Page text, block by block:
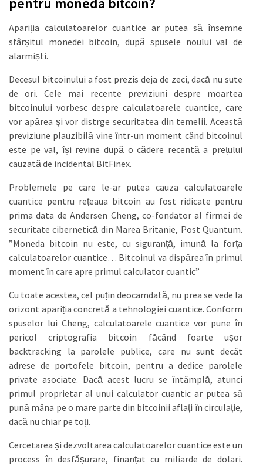
Apariția calculatoarelor cuantice ar putea să însemne
sfârșitul monedei bitcoin, după spusele noului val de
alarmiști.
Decesul bitcoinului a fost prezis deja de zeci, dacă nu sute
de ori. Cele mai recente previziuni despre moartea
bitcoinului vorbesc despre calculatoarele cuantice, care
vor apărea și vor distrge securitatea din temelii. Această
previziune plauzibilă vine într-un moment când bitcoinul
este pe val, își revine după o cădere recentă a prețului
cauzată de incidental BitFinex.
Problemele pe care le-ar putea cauza calculatoarele
cuantice pentru rețeaua bitcoin au fost ridicate pentru
prima data de Andersen Cheng, co-fondator al firmei de
securitate cibernetică din Marea Britanie, Post Quantum.
”Moneda bitcoin nu este, cu siguranță, imună la forța
calculatoarelor cuantice… Bitcoinul va dispărea în primul
moment în care apre primul calculator cuantic”
Cu toate acestea, cel puțin deocamdată, nu prea se vede la
orizont apariția concretă a tehnologiei cuantice. Conform
spuselor lui Cheng, calculatoarele cuantice vor pune în
pericol criptografia bitcoin făcând foarte ușor
backtracking la parolele publice, care nu sunt decât
adrese de portofele bitcoin, pentru a dedice parolele
private asociate. Dacă acest lucru se întâmplă, atunci
primul proprietar al unui calculator cuantic ar putea să
pună mâna pe o mare parte din bitcoinii aflați în circulație,
dacă nu chiar pe toți.
Cercetarea și dezvoltarea calculatoarelor cuantice este un
process în desfășurare, finanțat cu miliarde de dolari.